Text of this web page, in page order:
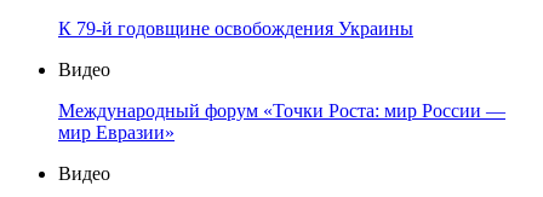
К 79-й годовщине освобождения Украины
Видео
Международный форум «Точки Роста: мир России —
мир Евразии»
Видео